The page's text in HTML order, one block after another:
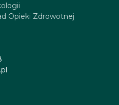
Opieki Zdrowotnej